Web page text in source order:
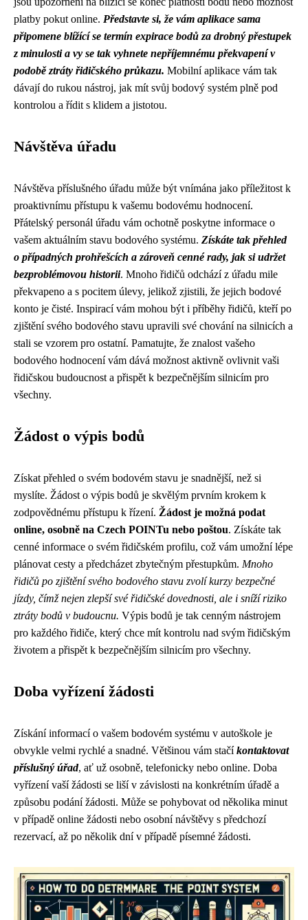
platby pokut online. Představte si, že vám aplikace sama
připomene blížící se termín expirace bodů za drobný přestupek
z minulosti a vy se tak vyhnete nepříjemnému překvapení v
podobě ztráty řidičského průkazu. Mobilní aplikace vám tak
dávají do rukou nástroj, jak mít svůj bodový systém plně pod
kontrolou a řídit s klidem a jistotou.
Návštěva úřadu
Návštěva příslušného úřadu může být vnímána jako příležitost k
proaktivnímu přístupu k vašemu bodovému hodnocení.
Přátelský personál úřadu vám ochotně poskytne informace o
vašem aktuálním stavu bodového systému. Získáte tak přehled
o případných prohřešcích a zároveň cenné rady, jak si udržet
bezproblémovou historii. Mnoho řidičů odchází z úřadu mile
překvapeno a s pocitem úlevy, jelikož zjistili, že jejich bodové
konto je čisté. Inspirací vám mohou být i příběhy řidičů, kteří po
zjištění svého bodového stavu upravili své chování na silnicích a
stali se vzorem pro ostatní. Pamatujte, že znalost vašeho
bodového hodnocení vám dává možnost aktivně ovlivnit vaši
řidičskou budoucnost a přispět k bezpečnějším silnicím pro
všechny.
Žádost o výpis bodů
Získat přehled o svém bodovém stavu je snadnější, než si
myslíte. Žádost o výpis bodů je skvělým prvním krokem k
zodpovědnému přístupu k řízení. Žádost je možná podat
online, osobně na Czech POINTu nebo poštou. Získáte tak
cenné informace o svém řidičském profilu, což vám umožní lépe
plánovat cesty a předcházet zbytečným přestupkům. Mnoho
řidičů po zjištění svého bodového stavu zvolí kurzy bezpečné
jízdy, čímž nejen zlepší své řidičské dovednosti, ale i sníží riziko
ztráty bodů v budoucnu. Výpis bodů je tak cenným nástrojem
pro každého řidiče, který chce mít kontrolu nad svým řidičským
životem a přispět k bezpečnějším silnicím pro všechny.
Doba vyřízení žádosti
Získání informací o vašem bodovém systému v autoškole je
obvykle velmi rychlé a snadné. Většinou vám stačíkontaktovat
příslušný úřad, ať už osobně, telefonicky nebo online. Doba
vyřízení vaší žádosti se liší v závislosti na konkrétním úřadě a
způsobu podání žádosti. Může se pohybovat od několika minut
v případě online žádosti nebo osobní návštěvy s předchozí
rezervací, až po několik dní v případě písemné žádosti.